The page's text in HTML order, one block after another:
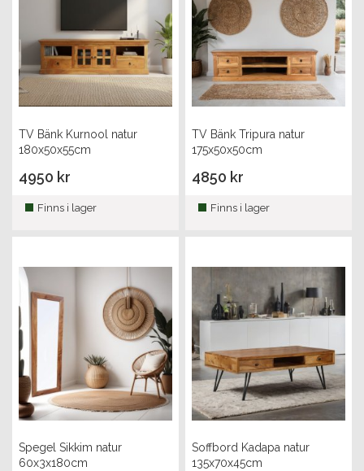
TV Bänk Kurnool natur
180x50x55cm
4950 kr
Finns i lager
TV Bänk Tripura natur
175x50x50cm
4850 kr
Finns i lager
Spegel Sikkim natur
60x3x180cm
Soffbord Kadapa natur
135x70x45cm